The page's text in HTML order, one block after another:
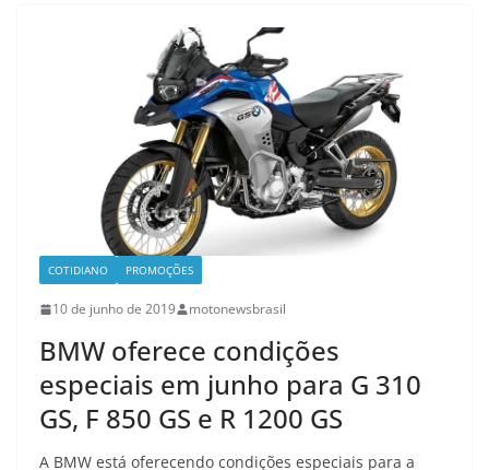
COTIDIANO PROMOÇÕES
10 de junho de 2019 motonewsbrasil
BMW oferece condições
especiais em junho para G 310
GS, F 850 GS e R 1200 GS
A BMW está oferecendo condições especiais para a